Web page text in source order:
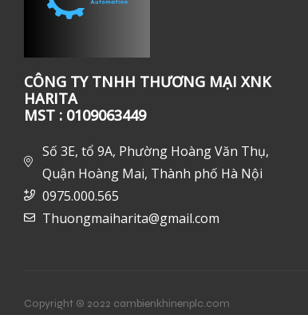
CÔNG TY TNHH THƯƠNG MẠI XNK
HARITA
MST : 0109063449
Số 3E, tổ 9A, Phường Hoàng Văn Thụ,
Quận Hoàng Mai, Thành phố Hà Nội
0975.000.565
Thuongmaiharita@gmail.com
Copyright © 2022 cambienkhinenplc.com